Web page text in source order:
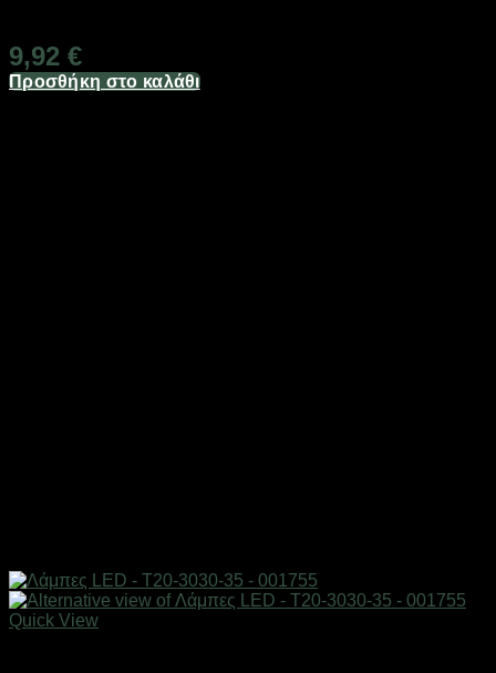
9,92 €
Προσθήκη στο καλάθι
Quick View